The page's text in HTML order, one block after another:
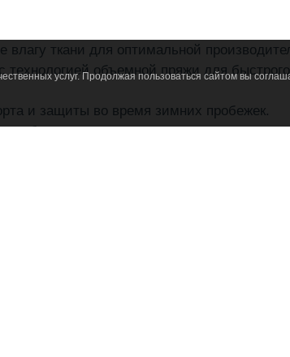
ткани для оптимальной
объемной пряжи для
и защиты во время зимних пробежек.
без трения.
услуг. Продолжая пользоваться сайтом вы